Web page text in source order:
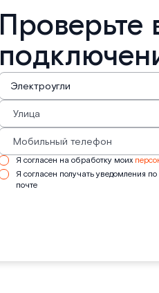
Проверьте
Я согласен на обработку моих
Я согласен получать уведомления
почте